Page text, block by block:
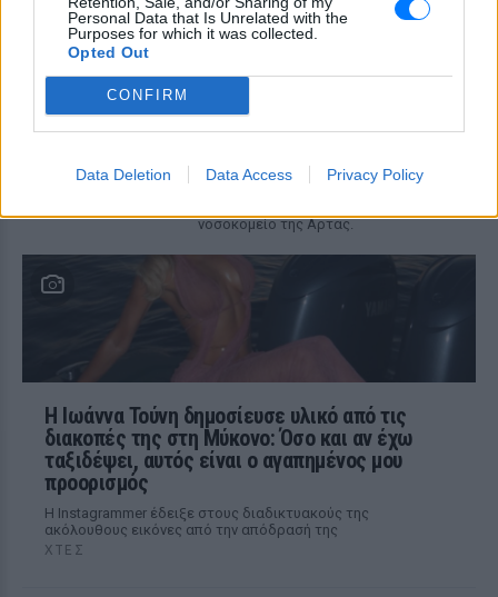
Personal Data that Is Unrelated with the
Purposes for which it was collected.
Opted Out
CONFIRM
Data Deletion Data Access Privacy Policy
τους
συγκλονιστική εξομολόγηση
στιγμή που είδε τον Ιησού
Η τραγουδίστρια περιέγραψε μέσα από
νοσοκομείο της Αρτας.
Η Ιωάννα Τούνη δημοσίευσε υλικό από τις
διακοπές της στη Μύκονο: Όσο και αν έχω
ταξιδέψει, αυτός είναι ο αγαπημένος μου
προορισμός
Η Instagrammer έδειξε στους διαδικτυακούς της
ακόλουθους εικόνες από την απόδρασή της
ΧΤΕΣ